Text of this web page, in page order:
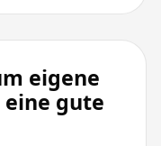
eigene
gute